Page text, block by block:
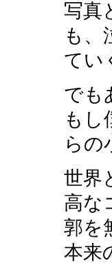
写真
も、
てい
でも
もし
らの
世界
高な
郭を
本来